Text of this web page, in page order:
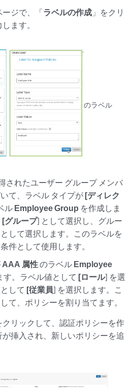
ージで、「ラベルの作成 」をクリ
ます。
のラベル
されたユーザー グループ メンバ
て、ラベル タイプが [ディレク
ル Employee Group を作成しま
[グループ] として選択し、グルー
して選択します。このラベルを
件として使用します。
AAA 属性のラベル Employee
。ラベル値として [ロール] を選
して [従業員] を選択します。こ
て、ポリシーを割り当てます。
クリックして、認証ポリシーを作
挿入され、新しいポリシーを追